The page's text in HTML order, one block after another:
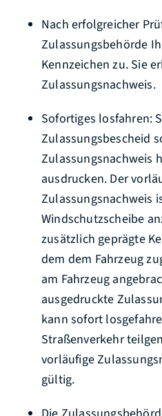
Nach erfolgreicher
Zulassungsbehörde
Kennzeichen zu. Sie
Zulassungsnachweis.
Sofortiges losfahren:
Zulassungsbescheid
Zulassungsnachweis
ausdrucken. Der
Zulassungsnachweis
Windschutzscheibe
zusätzlich geprägte
dem dem Fahrzeug
am Fahrzeug
ausgedruckte
kann sofort
Straßenverkehr
vorläufige
gültig.